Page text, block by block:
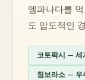
엠파나다를
도 압도적인
코토팍시 — 세
침보라소 — 우